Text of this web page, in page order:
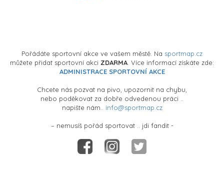
Pořádáte sportovní akce ve vašem městě. Na sportmap.cz
můžete přidat sportovní akci ZDARMA . Více informací získáte zde:
ADMINISTRACE SPORTOVNÍ AKCE
Chcete nás pozvat na pivo, upozornit na chybu,
nebo poděkovat za dobře odvedenou práci ..
napište nám.. info@sportmap.cz
– nemusíš pořád sportovat .. jdi fandit -